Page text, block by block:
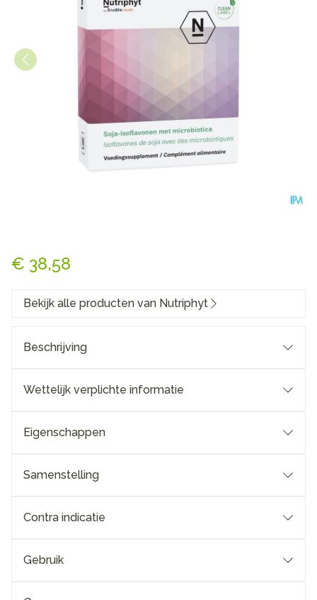
€ 38,58
Bekijk alle producten van Nutriphyt
Beschrijving
Wettelijk verplichte informatie
Eigenschappen
Samenstelling
Contra indicatie
Gebruik